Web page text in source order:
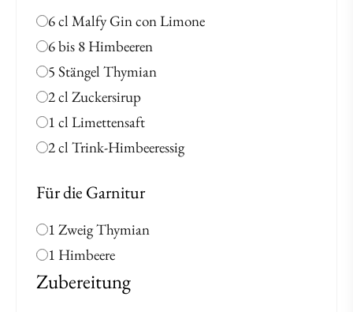
6 cl Malfy Gin con Limone
6 bis 8 Himbeeren
5 Stängel Thymian
2 cl Zuckersirup
1 cl Limettensaft
2 cl Trink-Himbeeressig
Für die Garnitur
1 Zweig Thymian
1 Himbeere
Zubereitung